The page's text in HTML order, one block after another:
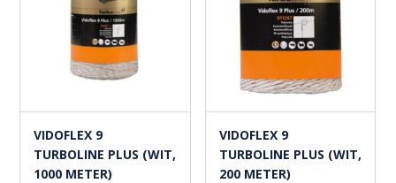
VIDOFLEX 9
TURBOLINE PLUS (WIT,
1000 METER)
VIDOFLEX 9
TURBOLINE PLUS (WIT,
200 METER)